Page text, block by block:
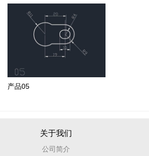
产品05
关于我们
公司简介